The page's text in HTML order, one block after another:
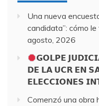
Una nueva
candidata”: cómo
agosto, 2026
𝗚𝗢𝗟𝗣𝗘
𝗗𝗘 𝗟𝗔 𝗨𝗖𝗥 𝗘𝗡
𝗘𝗟𝗘𝗖𝗖𝗜𝗢𝗡𝗘𝗦
Comenzó una obra